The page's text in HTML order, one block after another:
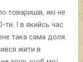
товаришів, які не
ти. І в якийсь час
така сама доля.
жити в